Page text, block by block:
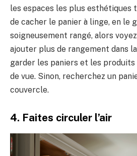
les espaces les plus esthétiques
de cacher le panier à linge, en le
soigneusement rangé, alors
ajouter plus de rangement dans
garder les paniers et les
de vue. Sinon, recherchez un
couvercle.
4. Faites circuler l’air